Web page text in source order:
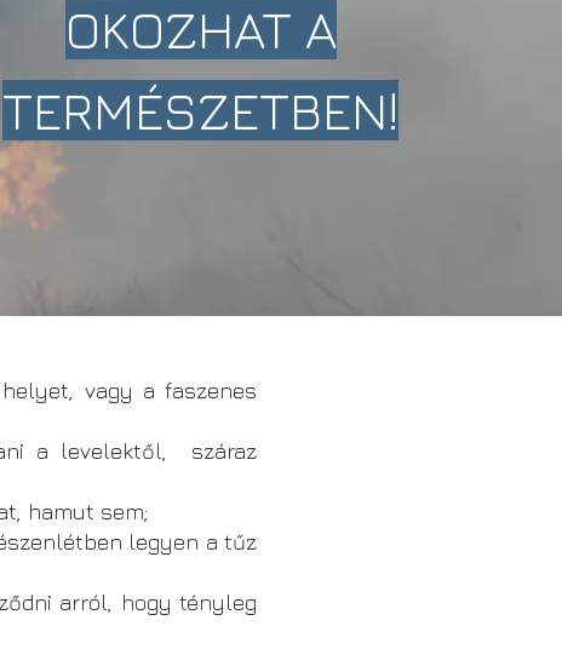
vagy a faszenes
a levelektől, száraz
hamut sem;
legyen a tűz
arról, hogy tényleg
OKOZHAT A
TERMÉSZETBEN!